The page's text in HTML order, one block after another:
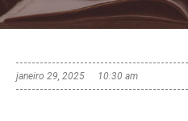
janeiro 29, 2025 10:30 am